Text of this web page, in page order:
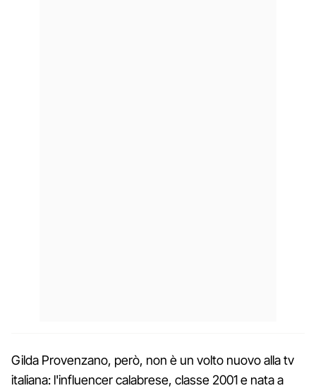
Gilda Provenzano, però, non è un volto nuovo alla tv
italiana: l'influencer calabrese, classe 2001 e nata a